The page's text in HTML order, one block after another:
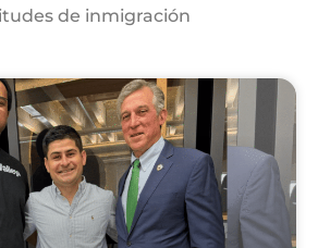
de inmigración